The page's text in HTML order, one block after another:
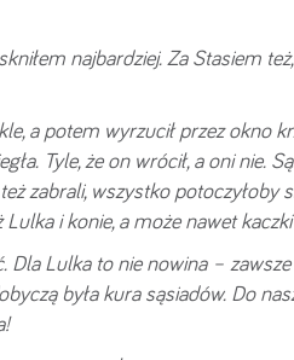
najbardziej. Za Stasiem
a potem wyrzucił przez okno
Tyle, że on wrócił, a oni nie.
zabrali, wszystko potoczyłoby
i konie, a może nawet
Dla Lulka to nie nowina –
była kura sąsiadów. Do